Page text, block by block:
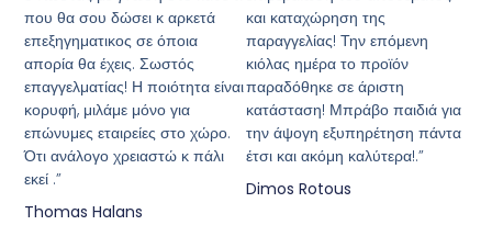
που θα σου δώσει κ αρκετά
επεξηγηματικος σε όποια
απορία θα έχεις. Σωστός
επαγγελματίας! Η ποιότητα είναι
κορυφή, μιλάμε μόνο για
επώνυμες εταιρείες στο χώρο.
Ότι ανάλογο χρειαστώ κ πάλι
εκεί .”
Thomas Halans
και καταχώρηση της
παραγγελίας! Την επόμενη
κιόλας ημέρα το προϊόν
παραδόθηκε σε άριστη
κατάσταση! Μπράβο παιδιά για
την άψογη εξυπηρέτηση πάντα
έτσι και ακόμη καλύτερα!.”
Dimos Rotous